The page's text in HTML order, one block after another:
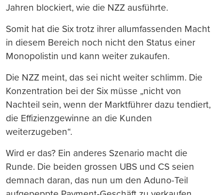
Jahren blockiert, wie die NZZ ausführte.
Somit hat die Six trotz ihrer allumfassenden Macht
in diesem Bereich noch nicht den Status einer
Monopolistin und kann weiter zukaufen.
Die NZZ meint, das sei nicht weiter schlimm. Die
Konzentration bei der Six müsse „nicht von
Nachteil sein, wenn der Marktführer dazu tendiert,
die Effizienzgewinne an die Kunden
weiterzugeben“.
Wird er das? Ein anderes Szenario macht die
Runde. Die beiden grossen UBS und CS seien
demnach daran, das nun um den Aduno-Teil